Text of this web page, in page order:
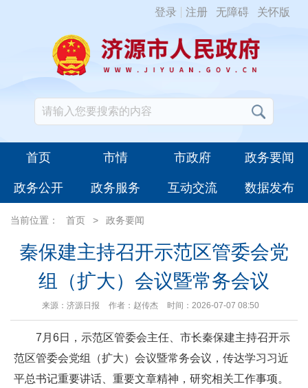
登录 注册 无障碍 关怀版
首页 市情 市政府 政务要闻
政务公开 政务服务 互动交流 数据发布
当前位置： 首页 > 政务要闻
秦保建主持召开示范区管委会党
组（扩大）会议暨常务会议
来源：济源日报 作者：赵传杰 时间：2026-07-07 08:50
7月6日，示范区管委会主任、市长秦保建主持召开示
范区管委会党组（扩大）会议暨常务会议，传达学习习近
平总书记重要讲话、重要文章精神，研究相关工作事项。